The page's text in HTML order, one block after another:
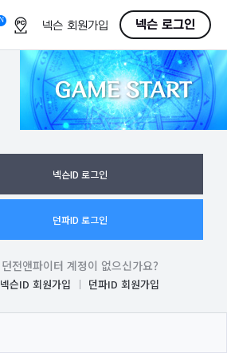
F
넥슨 회원가입 넥슨 로그인
GAME START
넥슨ID 로그인
던파ID 로그인
던전앤파이터 계정이 없으신가요?
넥슨ID 회원가입 던파ID 회원가입